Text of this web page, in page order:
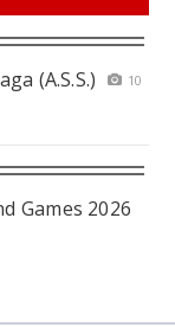
(A.S.S.)
10
Games 2026